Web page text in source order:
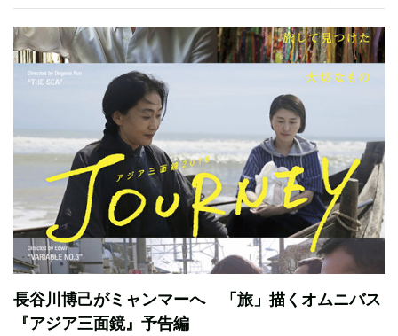
長谷川博己がミャンマーへ 「旅」描くオムニバス
『アジア三面鏡』予告編